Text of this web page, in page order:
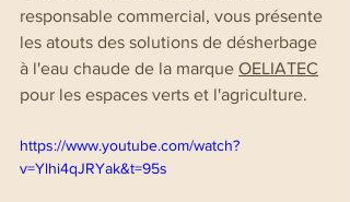
responsable commercial, vous présente
les atouts des solutions de désherbage
à l'eau chaude de la marque OELIATEC
pour les espaces verts et l'agriculture.
https://www.youtube.com/watch?
v=Ylhi4qJRYak&t=95s